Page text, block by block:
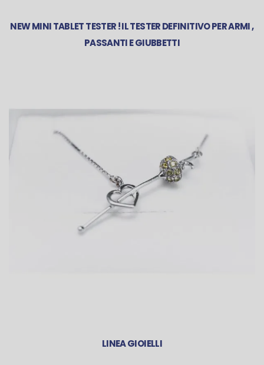
NEW MINI TABLET TESTER ! IL TESTER DEFINITIVO PER ARMI ,
PASSANTI E GIUBBETTI
LINEA GIOIELLI